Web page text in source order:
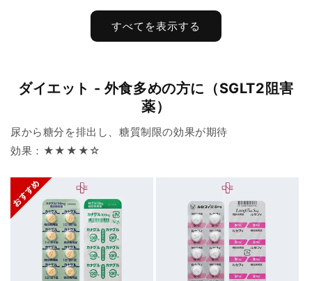
すべてを表示する
ダイエット - 外食多めの方に（SGLT2阻害
薬）
尿から糖分を排出し、糖質制限の効果が期待
効果：★★★★☆